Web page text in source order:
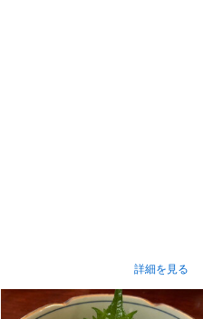
詳細を見る